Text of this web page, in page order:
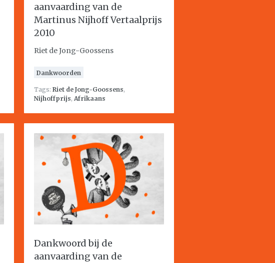
aanvaarding van de
Martinus Nijhoff Vertaalprijs
2010
Riet de Jong-Goossens
Dankwoorden
Tags: Riet de Jong-Goossens,
Nijhoffprijs, Afrikaans
Dankwoord bij de
aanvaarding van de